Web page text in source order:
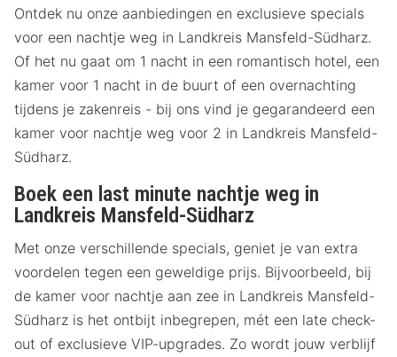
Ontdek nu onze aanbiedingen en exclusieve specials
voor een nachtje weg in Landkreis Mansfeld-Südharz.
Of het nu gaat om 1 nacht in een romantisch hotel, een
kamer voor 1 nacht in de buurt of een overnachting
tijdens je zakenreis - bij ons vind je gegarandeerd een
kamer voor nachtje weg voor 2 in Landkreis Mansfeld-
Südharz.
Boek een last minute nachtje weg in
Landkreis Mansfeld-Südharz
Met onze verschillende specials, geniet je van extra
voordelen tegen een geweldige prijs. Bijvoorbeeld, bij
de kamer voor nachtje aan zee in Landkreis Mansfeld-
Südharz is het ontbijt inbegrepen, mét een late check-
out of exclusieve VIP-upgrades. Zo wordt jouw verblijf